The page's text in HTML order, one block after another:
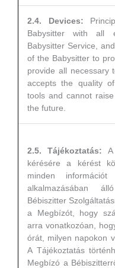
2.4. Devices:
Babysitter with all
Babysitter Service,
of the Babysitter to
provide all necessary
accepts the quality
tools and cannot
the future.
2.5. Tájékoztatás:
kérésére a kérést
minden
alkalmazásában
Bébiszitter
a Megbízót, hogy
arra vonatkozóan,
órát, milyen napokon
A Tájékoztatás
Megbízó a